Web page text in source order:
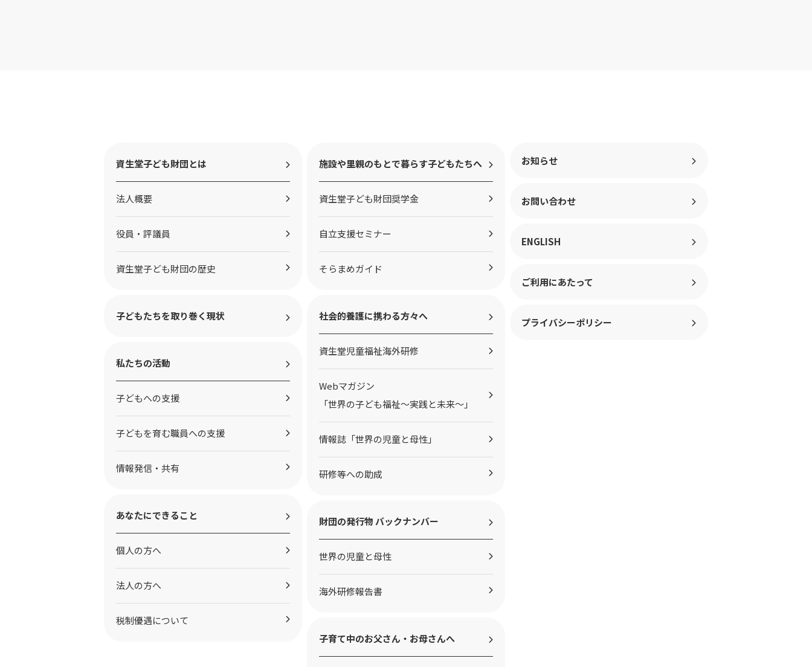
資生堂子ども財団とは
法人概要
役員・評議員
資生堂子ども財団の歴史
子どもたちを取り巻く現状
私たちの活動
⼦どもへの⽀援
子どもを育む職員への支援
情報発信・共有
あなたにできること
個人の方へ
法人の方へ
税制優遇について
施設や里親のもとで暮らす子どもたちへ
資生堂子ども財団奨学金
自立支援セミナー
そらまめガイド
社会的養護に携わる方々へ
資生堂児童福祉海外研修
Webマガジン
「世界の子ども福祉～実践と未来～」
情報誌「世界の児童と母性」
研修等への助成
財団の発行物 バックナンバー
世界の児童と母性
海外研修報告書
子育て中のお父さん・お母さんへ
お知らせ
お問い合わせ
ENGLISH
ご利用にあたって
プライバシーポリシー